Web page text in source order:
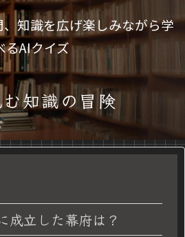
知識を広げ楽しみながら学
るAIクイズ
知識の冒険
成立した幕府は？